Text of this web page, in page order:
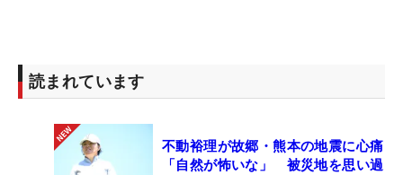
読まれています
不動裕理が故郷・熊本の地震に心痛
「自然が怖いな」 被災地を思い過